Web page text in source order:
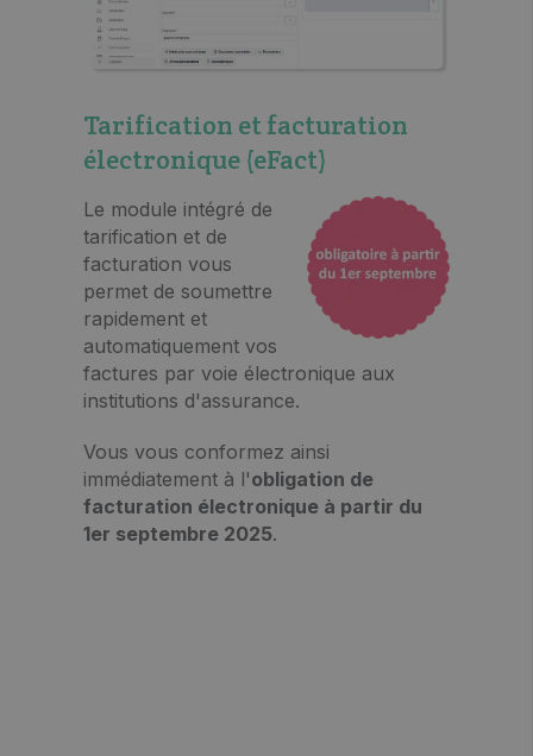
Tarification et facturation
électronique (eFact)
Le module intégré de
tarification et de
facturation vous
permet de soumettre
rapidement et
automatiquement vos
factures par voie électronique aux
institutions d'assurance.
Vous vous conformez ainsi
immédiatement à l'obligation de
facturation électronique à partir du
1er septembre 2025.